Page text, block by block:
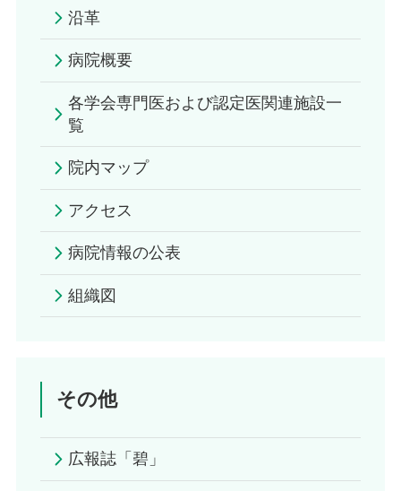
沿革
病院概要
各学会専門医および認定医関連施設一
覧
院内マップ
アクセス
病院情報の公表
組織図
その他
広報誌「碧」